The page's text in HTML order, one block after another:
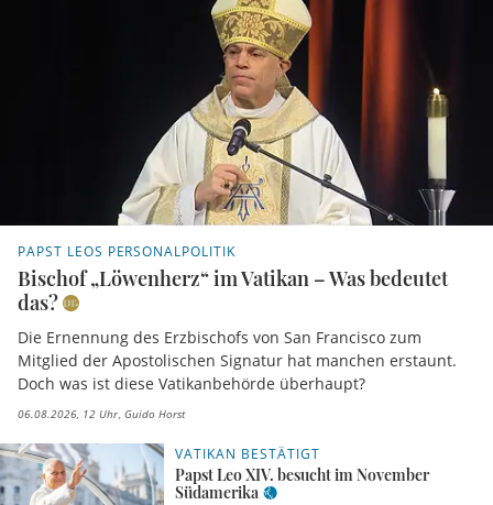
PAPST LEOS PERSONALPOLITIK
Bischof „Löwenherz“ im Vatikan – Was bedeutet
das?
Die Ernennung des Erzbischofs von San Francisco zum
Mitglied der Apostolischen Signatur hat manchen erstaunt.
Doch was ist diese Vatikanbehörde überhaupt?
06.08.2026, 12 Uhr Guido Horst
VATIKAN BESTÄTIGT
Papst Leo XIV. besucht im November
Südamerika